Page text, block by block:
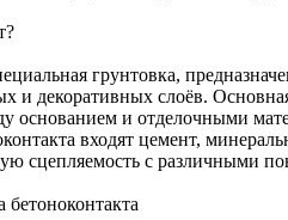
грунтовка,
и декоративных слоёв.
основанием и отделочными
входят цемент,
сцепляемость с различными